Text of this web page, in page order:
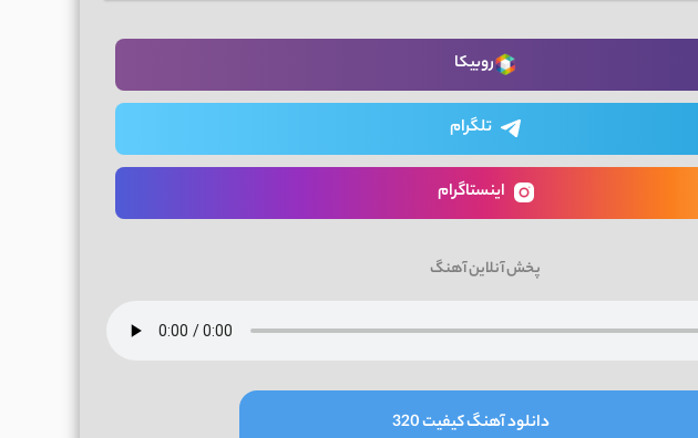
روبیکا
تلگرام
اینستاگرام
پخش آنلاین آهنگ
دانلود آهنگ کیفیت 320